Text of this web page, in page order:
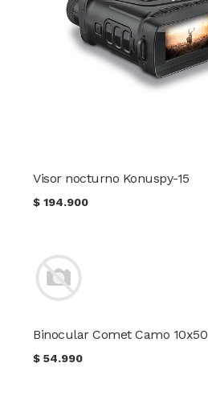
Visor nocturno Konuspy-15
$194.900
Binocular Comet Camo 10x50
$54.990